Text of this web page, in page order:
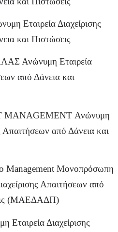
Εταιρεία Διαχείρισης
και Πιστώσεις
Ανώνυμη Εταιρεία
από Δάνεια και
MANAGEMENT Ανώνυμη
Απαιτήσεων από Δάνεια και
Management Μονοπρόσωπη
Απαιτήσεων από
(ΜΑΕΔΑΔΠ)
Διαχείρισης